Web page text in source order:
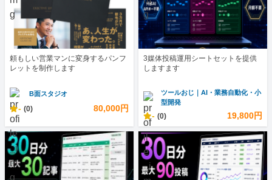
頼もしい営業マンに変身するパンフ
レットを制作します
B面スタジオ
- (0) 80,000円
3媒体投稿運用シートセットを提供
しますます
ツールおじ｜AI・業務自動化・小
型開発
- (0) 19,800円